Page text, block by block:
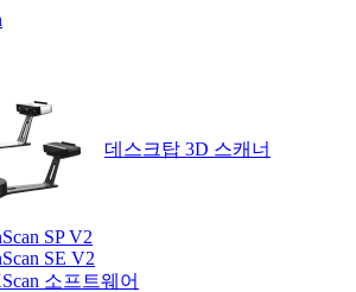
데스크탑 3D 스캐너
SP V2
SE V2
소프트웨어